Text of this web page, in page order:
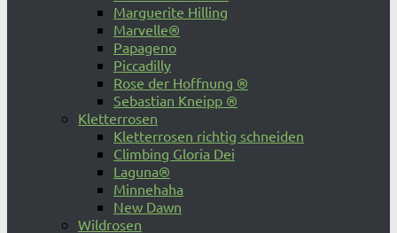
Marguerite Hilling
Marvelle®
Papageno
Piccadilly
Rose der Hoffnung ®
Sebastian Kneipp ®
Kletterrosen
Kletterrosen richtig schneiden
Climbing Gloria Dei
Laguna®
Minnehaha
New Dawn
Wildrosen